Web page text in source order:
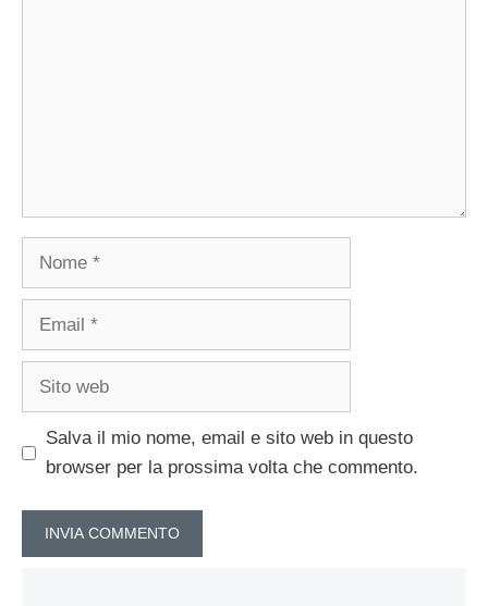
Nome
Email
Sito
Salva il mio nome, email e sito web in questo
browser per la prossima volta che commento.